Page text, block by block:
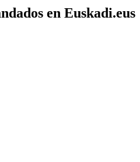
en Euskadi.eus